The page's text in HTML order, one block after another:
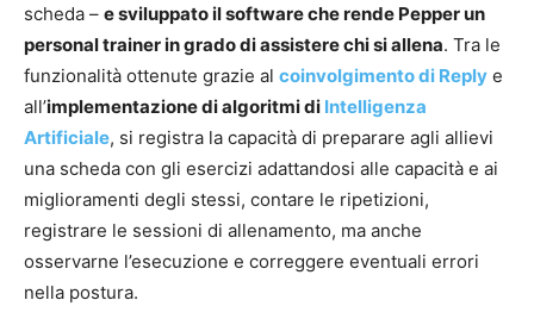
scheda – e sviluppato il software che rende Pepper un
personal trainer in grado di assistere chi si allena. Tra le
funzionalità ottenute grazie al coinvolgimento di Reply e
all’implementazione di algoritmi di Intelligenza
Artificiale, si registra la capacità di preparare agli allievi
una scheda con gli esercizi adattandosi alle capacità e ai
miglioramenti degli stessi, contare le ripetizioni,
registrare le sessioni di allenamento, ma anche
osservarne l’esecuzione e correggere eventuali errori
nella postura.